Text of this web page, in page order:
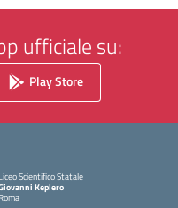
ufficiale su:
Play Store
Scientifico Statale
Keplero